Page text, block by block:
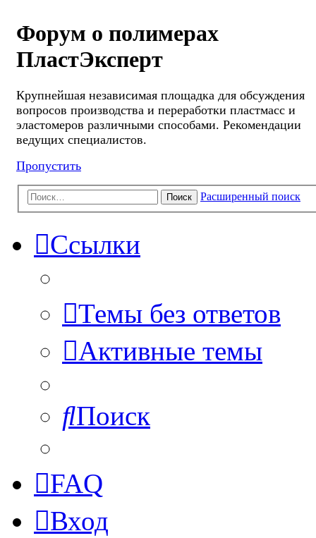
Форум о полимерах
ПластЭксперт
Крупнейшая независимая площадка для обсуждения
вопросов производства и переработки пластмасс и
эластомеров различными способами. Рекомендации
ведущих специалистов.
Пропустить
Поиск Расширенный поиск
Ссылки
Темы без ответов
Активные темы
Поиск
FAQ
Вход